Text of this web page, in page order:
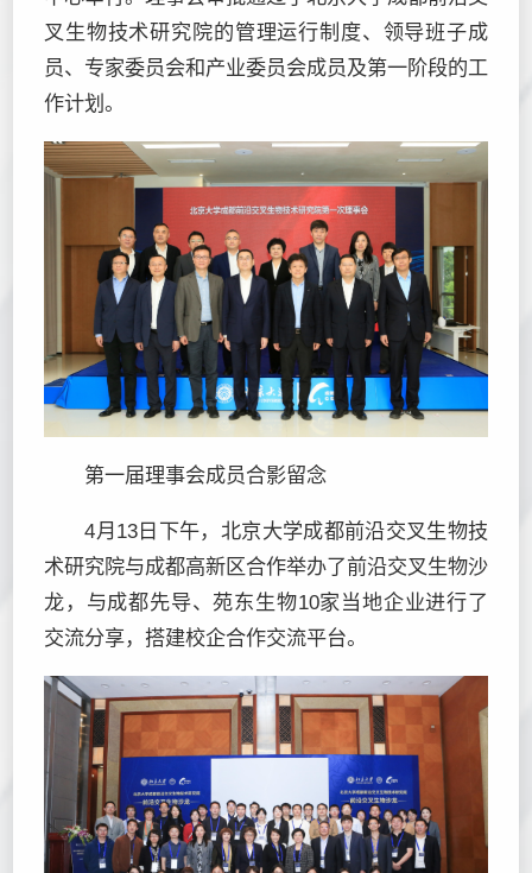
叉生物技术研究院的管理运行制度、领导班子成
员、专家委员会和产业委员会成员及第一阶段的工
作计划。
第一届理事会成员合影留念
4月13日下午，北京大学成都前沿交叉生物技
术研究院与成都高新区合作举办了前沿交叉生物沙
龙，与成都先导、苑东生物10家当地企业进行了
交流分享，搭建校企合作交流平台。